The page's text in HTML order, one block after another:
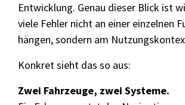
Entwicklung. Genau dieser Blick ist
viele Fehler nicht an einer einzelnen
hängen, sondern am
Testmanager
Konkret sieht das so aus:
Zwei Fahrzeuge, zwei Systeme.